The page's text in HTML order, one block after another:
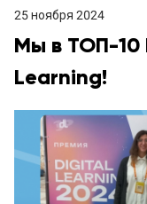
25 ноября 2024
Мы в ТОП-10
Learning!